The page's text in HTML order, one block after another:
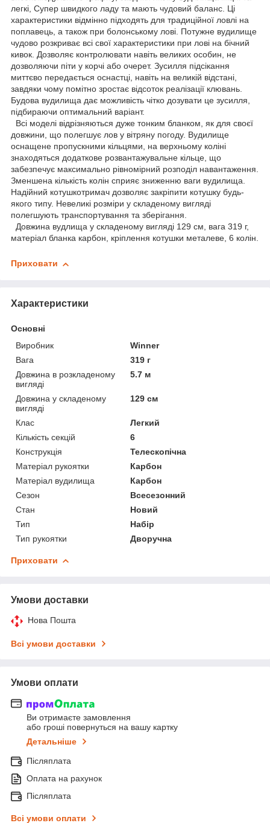
легкі, Супер швидкого ладу та мають чудовий баланс. Ці
характеристики відмінно підходять для традиційної ловлі на
поплавець, а також при болонському лові. Потужне вудилище
чудово розкриває всі свої характеристики при лові на бічний
кивок. Дозволяє контролювати навіть великих особин, не
дозволяючи піти у корчі або очерет. Зусилля підсікання
миттєво передається оснастці, навіть на великій відстані,
завдяки чому помітно зростає відсоток реалізації клювань.
Будова вудилища дає можливість чітко дозувати це зусилля,
підбираючи оптимальний варіант.
Всі моделі відрізняються дуже тонким бланком, як для своєї
довжини, що полегшує лов у вітряну погоду. Вудилище
оснащене пропускними кільцями, на верхньому коліні
знаходяться додаткове розвантажувальне кільце, що
забезпечує максимально рівномірний розподіл навантаження.
Зменшена кількість колін сприяє зниженню ваги вудилища.
Надійний котушкотримач дозволяє закріпити котушку будь-
якого типу. Невеликі розміри у складеному вигляді
полегшують транспортування та зберігання.
Довжина вудлища у складеному вигляді 129 см, вага 319 г,
матеріал бланка карбон, кріплення котушки металеве, 6 колін.
Приховати
Характеристики
Основні
Виробник
Winner
Вага
319 г
Довжина в розкладеному
вигляді
5.7 м
Довжина у складеному
вигляді
129 см
Клас
Легкий
Кількість секцій
6
Конструкція
Телескопічна
Матеріал рукоятки
Карбон
Матеріал вудилища
Карбон
Сезон
Всесезонний
Стан
Новий
Тип
Набір
Тип рукоятки
Дворучна
Приховати
Умови доставки
Нова Пошта
Всі умови доставки
Умови оплати
Ви отримаєте замовлення
або гроші повернуться на вашу картку
Детальніше
Післяплата
Оплата на рахунок
Післяплата
Всі умови оплати